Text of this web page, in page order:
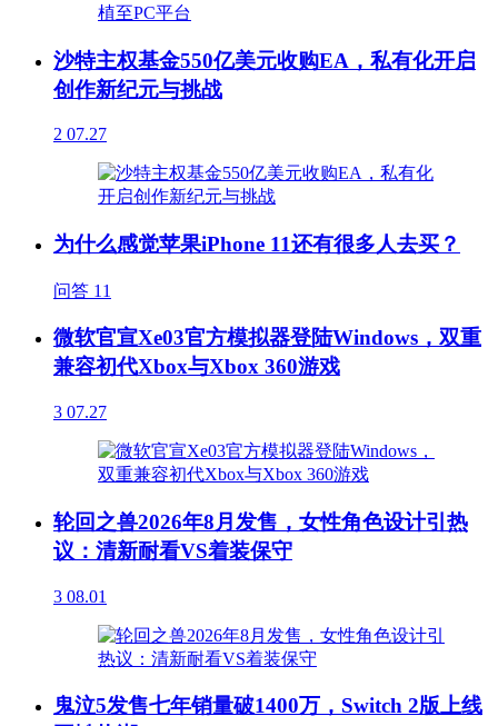
沙特主权基金550亿美元收购EA，私有化开启
创作新纪元与挑战
2 07.27
为什么感觉苹果iPhone 11还有很多人去买？
问答 11
微软官宣Xe03官方模拟器登陆Windows，双重
兼容初代Xbox与Xbox 360游戏
3 07.27
轮回之兽2026年8月发售，女性角色设计引热
议：清新耐看VS着装保守
3 08.01
鬼泣5发售七年销量破1400万，Switch 2版上线